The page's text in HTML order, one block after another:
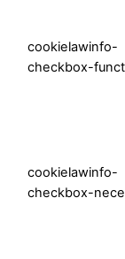
cookielawinfo-
checkbox-
cookielawinfo-
checkbox-